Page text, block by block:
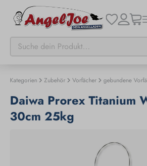
Kategorien Zubehör Vorfächer gebundene
Daiwa Prorex Titanium
30cm 25kg